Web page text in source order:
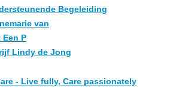
Begeleiding
van
Een P
Lindy de Jong
- Live fully, Care passionately